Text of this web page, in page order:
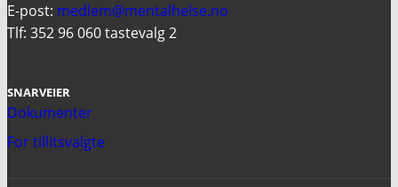
E-post: medlem@mentalhelse.no
Tlf: 352 96 060 tastevalg 2
SNARVEIER
Dokumenter
For tillitsvalgte